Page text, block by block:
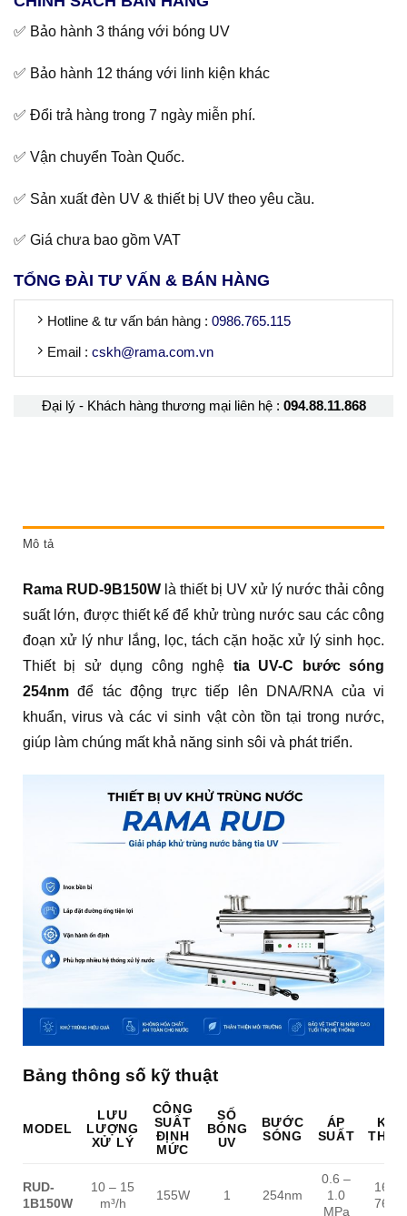
✅ Bảo hành 3 tháng với bóng UV
✅ Bảo hành 12 tháng với linh kiện khác
✅ Đổi trả hàng trong 7 ngày miễn phí.
✅ Vận chuyển Toàn Quốc.
✅ Sản xuất đèn UV & thiết bị UV theo yêu cầu.
✅ Giá chưa bao gồm VAT
TỔNG ĐÀI TƯ VẤN & BÁN HÀNG
Hotline & tư vấn bán hàng : 0986.765.115
Email : cskh@rama.com.vn
Đại lý - Khách hàng thương mại liên hệ : 094.88.11.868
Mô tả
Rama RUD-9B150W là thiết bị UV xử lý nước thải công
suất lớn, được thiết kế để khử trùng nước sau các công
đoạn xử lý như lắng, lọc, tách cặn hoặc xử lý sinh học.
Thiết bị sử dụng công nghệ tia UV-C bước sóng
254nm để tác động trực tiếp lên DNA/RNA của vi
khuẩn, virus và các vi sinh vật còn tồn tại trong nước,
giúp làm chúng mất khả năng sinh sôi và phát triển.
Bảng thông số kỹ thuật
MODEL
LƯU
LƯỢNG
XỬ LÝ
CÔNG
SUẤT
ĐỊNH
MỨC
SỐ
BÓNG
UV
BƯỚC
SÓNG
ÁP
SUẤT
RUD-
1B150W
10 – 15
m³/h
155W 1 254nm
0.6 –
1.0
MPa
1600
76